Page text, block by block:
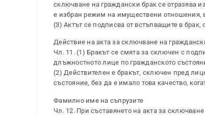
сключване на граждански брак се отразява
е избран режим на имуществени отношения,
(3) Актът се подписва от встъпващите в
Действие на акта за сключване на
Чл. 11. (1) Бракът се смята за сключен с
длъжностното лице по гражданското
(2) Действителен е бракът, сключен пред
състояние, без да е имало това качество,
Фамилно име на съпрузите
Чл. 12. При съставянето на акта за